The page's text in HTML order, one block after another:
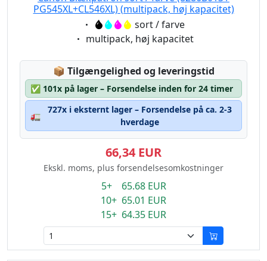
PG545XL+CL546XL) (multipack, høj kapacitet)
Eigenschaft:sort / farve
Eigenschaft:
multipack, høj kapacitet
📦 Lagerstatus:
Tilgængelighed og leveringstid
✅ 101x på lager – Forsendelse inden for 24 timer
🚛
727x i eksternt lager – Forsendelse på ca. 2-3
hverdage
66,34 EUR
Ekskl. moms, plus forsendelsesomkostninger
5+ 65.68 EUR
10+ 65.01 EUR
15+ 64.35 EUR